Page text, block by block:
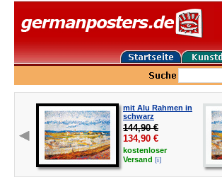
mit Alu Rahmen in
schwarz
144,90 €
134,90 €
kostenloser
Versand [i]